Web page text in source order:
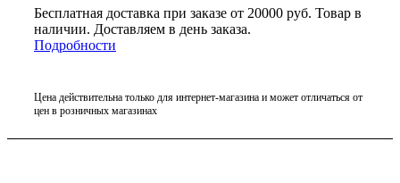
Бесплатная доставка при заказе от 20000 руб. Товар в
наличии. Доставляем в день заказа.
Подробности
Цена действительна только для интернет-магазина и может отличаться от
цен в розничных магазинах